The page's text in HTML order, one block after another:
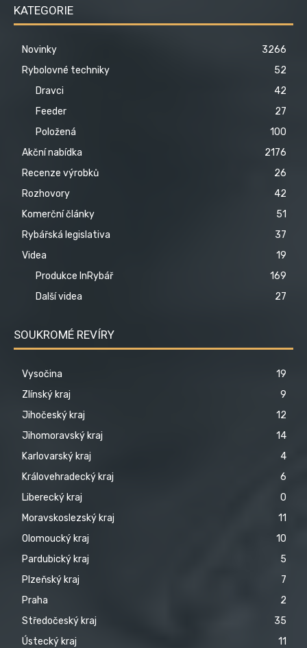
KATEGORIE
Novinky
3266
Rybolovné techniky
52
Dravci
42
Feeder
27
Položená
100
Akční nabídka
2176
Recenze výrobků
26
Rozhovory
42
Komerční články
51
Rybářská legislativa
37
Videa
19
Produkce InRybář
169
Další videa
27
SOUKROMÉ REVÍRY
Vysočina
19
Zlínský kraj
9
Jihočeský kraj
12
Jihomoravský kraj
14
Karlovarský kraj
4
Královehradecký kraj
6
Liberecký kraj
0
Moravskoslezský kraj
11
Olomoucký kraj
10
Pardubický kraj
5
Plzeňský kraj
7
Praha
2
Středočeský kraj
35
Ústecký kraj
11